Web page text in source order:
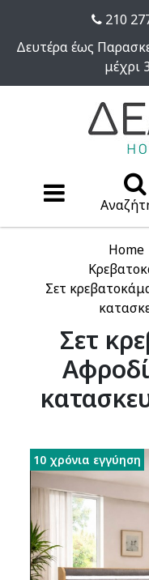
210
Δευτέρα έως
μέχρι
Home
Σετ
Σετ
10 χρόνια εγγύηση